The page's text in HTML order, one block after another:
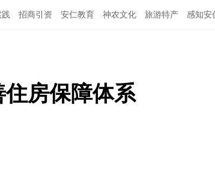
践 招商引资 安仁教育 神农文化 旅游特产 感知安
房保障体系